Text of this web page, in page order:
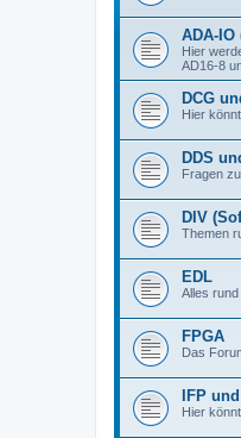
ADA-IO
Hier
AD16-8
DCG
Hier
DDS
Fragen
DIV
Themen
EDL
Alles
FPGA
Das
IFP
Hier